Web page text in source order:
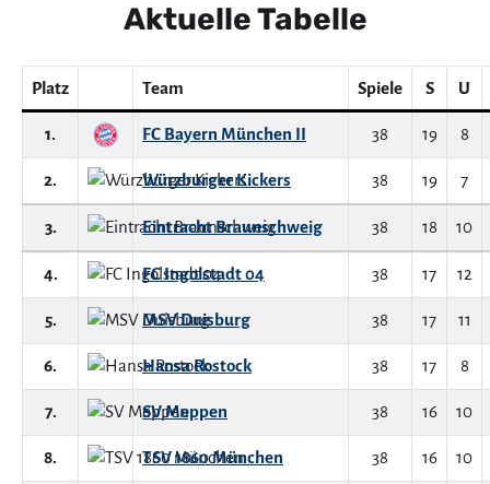
Aktuelle Tabelle
Platz Team Spiele S U
1. FC Bayern München II 38 19 8
2. Würzburger Kickers 38 19 7
3. Eintracht Braunschweig 38 18 10
4. FC Ingolstadt 04 38 17 12
5. MSV Duisburg 38 17 11
6. Hansa Rostock 38 17 8
7. SV Meppen 38 16 10
8. TSV 1860 München 38 16 10